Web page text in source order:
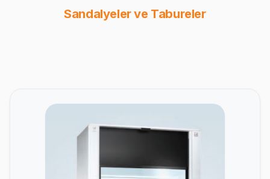
Sandalyeler ve Tabureler